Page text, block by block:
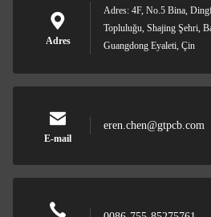
Adres
Adres: 4F, No.5 Bina,
Topluluğu, Shajing Şehri,
Guangdong Eyaleti, Çin
E-mail
eren.chen@gtpcb.com